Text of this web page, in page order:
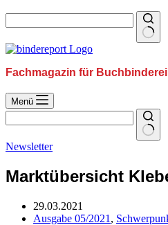
Fachmagazin für
Menü
Newsletter
Marktübersicht
29.03.2021
Ausgabe 05/2021 ,